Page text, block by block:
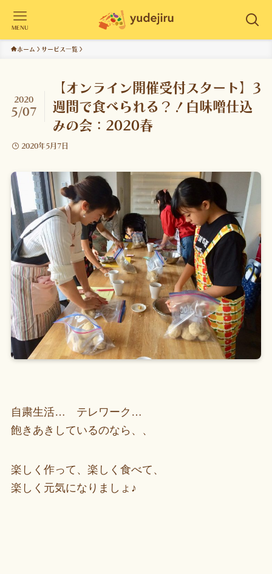
MENU
ホーム サービス一覧
【オンライン開催受付スタート】3
週間で食べられる？！白味噌仕込
みの会：2020春
2020
5/07
2020年5月7日
自粛生活… テレワーク…
飽きあきしているのなら、、
楽しく作って、楽しく食べて、
楽しく元気になりましょ♪